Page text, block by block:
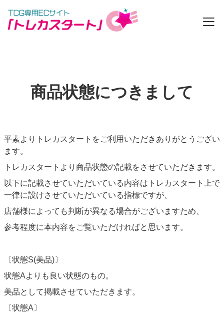
フリーワード
ゲスト ログイン 新規会員登録
新規登録
商品一覧
店舗一覧
お知らせ
商品状態につきまして
平素よりトレカスタートをご利用いただきありがとうござい
ます。
トレカスタートより商品状態の記載をさせていただきます。
以下に記載させていただいている内容はトレカスタート上で
一律に設けさせていただいている指標ですが、
店舗様によっても判断が異なる場合がございますため、
参考程度に本内容をご覧いただければと思います。
〔状態S(美品)〕
状態Aよりも良い状態のもの。
美品として掲載させていただきます。
〔状態A〕